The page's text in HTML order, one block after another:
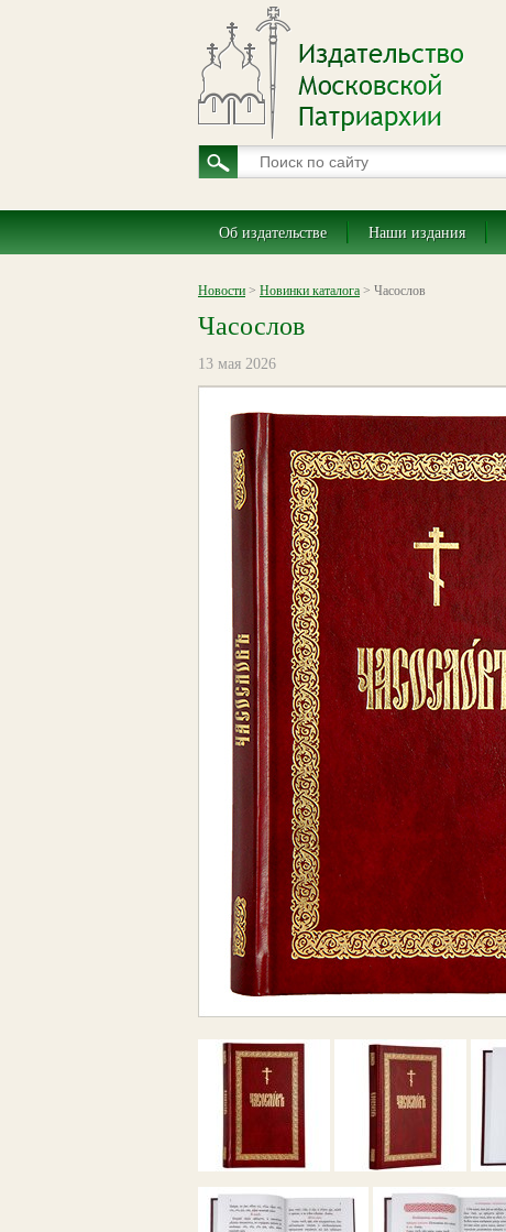
Об издательстве Наши издания
Новости > Новинки каталога > Часослов
Часослов
13 мая 2026